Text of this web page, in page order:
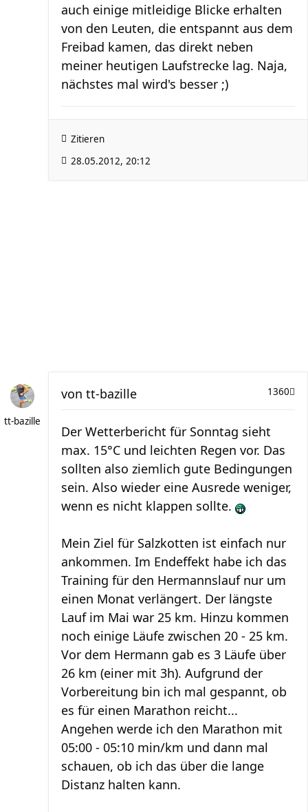
auch einige mitleidige Blicke erhalten
von den Leuten, die entspannt aus dem
Freibad kamen, das direkt neben
meiner heutigen Laufstrecke lag. Naja,
nächstes mal wird's besser ;)
Zitieren
28.05.2012, 20:12
tt-bazille
1360
von tt-bazille
Der Wetterbericht für Sonntag sieht
max. 15°C und leichten Regen vor. Das
sollten also ziemlich gute Bedingungen
sein. Also wieder eine Ausrede weniger,
wenn es nicht klappen sollte.
Mein Ziel für Salzkotten ist einfach nur
ankommen. Im Endeffekt habe ich das
Training für den Hermannslauf nur um
einen Monat verlängert. Der längste
Lauf im Mai war 25 km. Hinzu kommen
noch einige Läufe zwischen 20 - 25 km.
Vor dem Hermann gab es 3 Läufe über
26 km (einer mit 3h). Aufgrund der
Vorbereitung bin ich mal gespannt, ob
es für einen Marathon reicht...
Angehen werde ich den Marathon mit
05:00 - 05:10 min/km und dann mal
schauen, ob ich das über die lange
Distanz halten kann.